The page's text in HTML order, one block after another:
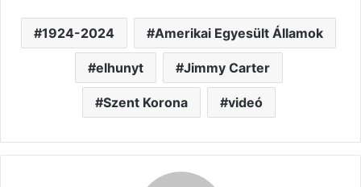
1924-2024 Amerikai Egyesült Államok
elhunyt Jimmy Carter
Szent Korona videó